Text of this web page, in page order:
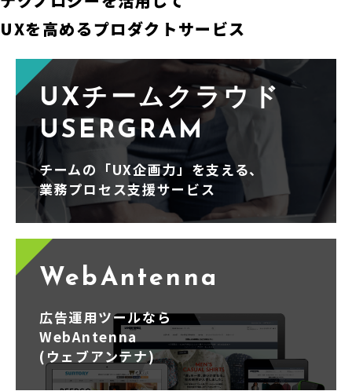
UXを高めるプロダクトサービス
UXチームクラウド
USERGRAM
チームの「UX企画力」を支える、
業務プロセス支援サービス
WebAntenna
広告運用ツールなら
WebAntenna
(ウェブアンテナ)